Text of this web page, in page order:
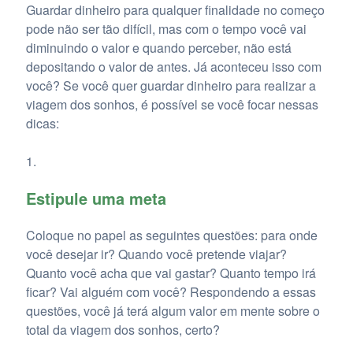
Guardar dinheiro para qualquer finalidade no começo
pode não ser tão difícil, mas com o tempo você vai
diminuindo o valor e quando perceber, não está
depositando o valor de antes. Já aconteceu isso com
você? Se você quer guardar dinheiro para realizar a
viagem dos sonhos, é possível se você focar nessas
dicas:
Estipule uma meta
Coloque no papel as seguintes questões: para onde
você desejar ir? Quando você pretende viajar?
Quanto você acha que vai gastar? Quanto tempo irá
ficar? Vai alguém com você? Respondendo a essas
questões, você já terá algum valor em mente sobre o
total da viagem dos sonhos, certo?